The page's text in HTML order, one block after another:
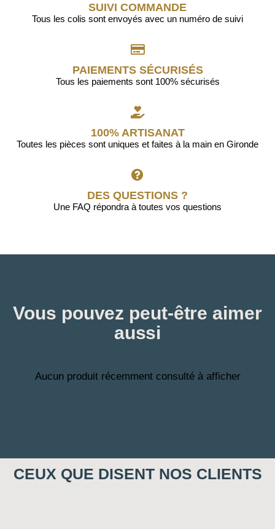
SUIVI COMMANDE
Tous les colis sont envoyés avec un numéro de suivi
PAIEMENTS SÉCURISÉS
Tous les paiements sont 100% sécurisés
100% ARTISANAT
Toutes les pièces sont uniques et faites à la main en Gironde
DES QUESTIONS ?
Une FAQ répondra à toutes vos questions
Vous pouvez peut-être aimer
aussi
Aucun produit récemment consulté à afficher
CEUX QUE DISENT NOS CLIENTS